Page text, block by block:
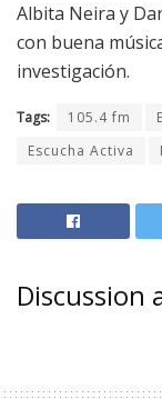
Albita Neira y
con buena
investigación.
Tags: 105.4 fm
Escucha Activa
Discussion